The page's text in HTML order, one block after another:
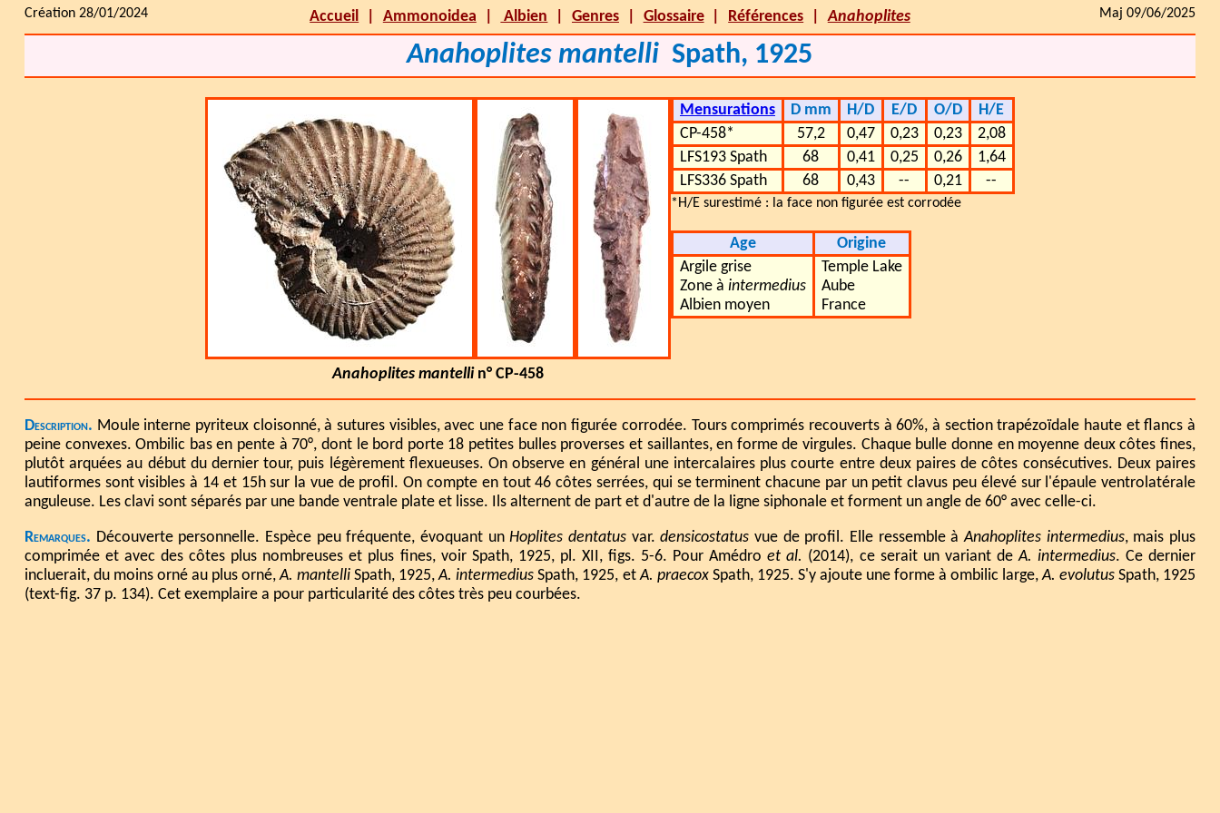
Création 28/01/2024 Accueil Ammonoidea Albien Genres Glossaire Références Anahoplites Maj 09/06/2025
Anahoplites mantelli Spath, 1925
Anahoplites mantellin° CP-458
Mensurations D mm H/D E/D O/D
H/E
CP-458*
57,2 0,47 0,23 0,23
2,08
LFS193 Spath
68 0,41 0,25 0,26
1,64
LFS336 Spath
68 0,43 -- 0,21 --
*H/E surestimé : la face non figurée est corrodée
Age
Origine
Argile grise
Zone à intermedius
Albien moyen
Temple Lake
Aube
France
Description. Moule interne pyriteux cloisonné, à sutures visibles, avec une face non figurée corrodée. Tours comprimés recouverts à 60%, à section trapézoïdale haute et flancs à
peine convexes. Ombilic bas en pente à 70°, dont le bord porte 18 petites bulles proverses et saillantes, en forme de virgules. Chaque bulle donne en moyenne deux côtes fines,
plutôt arquées au début du dernier tour, puis légèrement flexueuses. On observe en général une intercalaires plus courte entre deux paires de côtes consécutives. Deux paires
lautiformes sont visibles à 14 et 15h sur la vue de profil. On compte en tout 46 côtes serrées, qui se terminent chacune par un petit clavus peu élevé sur l'épaule ventrolatérale
anguleuse. Les clavi sont séparés par une bande ventrale plate et lisse. Ils alternent de part et d'autre de la ligne siphonale et forment un angle de 60° avec celle-ci.
Remarques. Découverte personnelle. Espèce peu fréquente, évoquant unHoplites dentatus var.densicostatus vue de profil. Elle ressemble àAnahoplites intermedius, mais plus
comprimée et avec des côtes plus nombreuses et plus fines, voir Spath, 1925, pl. XII, figs. 5-6. Pour Amédroet al. (2014), ce serait un variant deA. intermedius. Ce dernier
incluerait, du moins orné au plus orné,A. mantelli Spath, 1925,A. intermedius Spath, 1925, etA. praecoxSpath, 1925. S'y ajoute une forme à ombilic large,A. evolutus Spath, 1925
(text-fig. 37 p. 134). Cet exemplaire a pour particularité des côtes très peu courbées.